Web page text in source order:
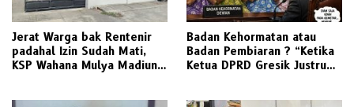
Jerat Warga bak Rentenir
padahal Izin Sudah Mati,
KSP Wahana Mulya Madiun
Badan Kehormatan atau
Badan Pembiaran ? “Ketika
Ketua DPRD Gresik Justru